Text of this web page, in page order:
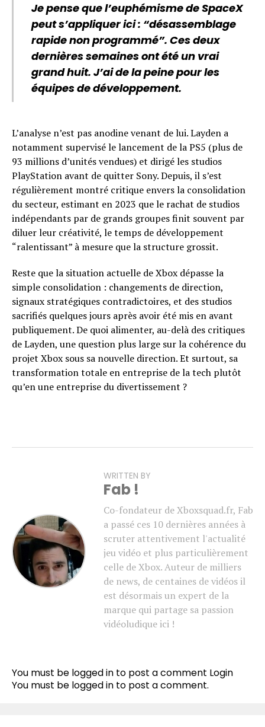
Je pense que l’euphémisme de SpaceX
peut s’appliquer ici : “désassemblage
rapide non programmé”. Ces deux
dernières semaines ont été un vrai
grand huit. J’ai de la peine pour les
équipes de développement.
L’analyse n’est pas anodine venant de lui. Layden a
notamment supervisé le lancement de la PS5 (plus de
93 millions d’unités vendues) et dirigé les studios
PlayStation avant de quitter Sony. Depuis, il s’est
régulièrement montré critique envers la consolidation
du secteur, estimant en 2023 que le rachat de studios
indépendants par de grands groupes finit souvent par
diluer leur créativité, le temps de développement
“ralentissant” à mesure que la structure grossit.
Reste que la situation actuelle de Xbox dépasse la
simple consolidation : changements de direction,
signaux stratégiques contradictoires, et des studios
sacrifiés quelques jours après avoir été mis en avant
publiquement. De quoi alimenter, au-delà des critiques
de Layden, une question plus large sur la cohérence du
projet Xbox sous sa nouvelle direction. Et surtout, sa
transformation totale en entreprise de la tech plutôt
qu’en une entreprise du divertissement ?
WRITTEN BY
Fab !
Co-fondateur de Xboxsquad.fr, Fab
a passé ces 10 dernières années à
scruter attentivement l'actualité
jeu vidéo et plus particulièrement
celle de Xbox. Auteur de milliers
de news, de centaines de vidéos il
est désormais un expert de la
marque qui partage sa passion
vidéoludique ici !
You must be logged in to post a comment Login
You must be logged in to post a comment.